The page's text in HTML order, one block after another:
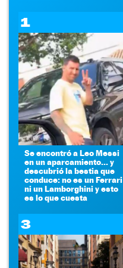
1
Se encontró a Leo Messi
en un aparcamiento... y
descubrió la bestia que
conduce: no es un Ferrari
ni un Lamborghini y esto
es lo que cuesta
3